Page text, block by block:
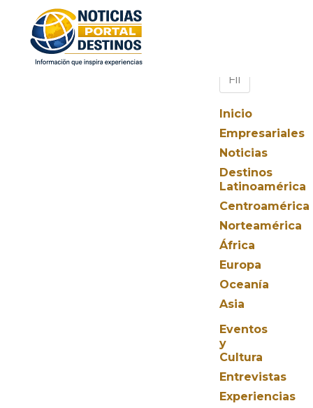
Inicio
Empresariales
Noticias
Destinos
Latinoamérica
Centroamérica
Norteamérica
África
Europa
Oceanía
Asia
Eventos
y
Cultura
Entrevistas
Experiencias